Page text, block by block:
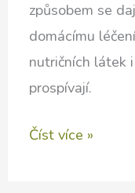
způsobem se
domácímu
nutričních látek
prospívají.
Časně
Číst více »